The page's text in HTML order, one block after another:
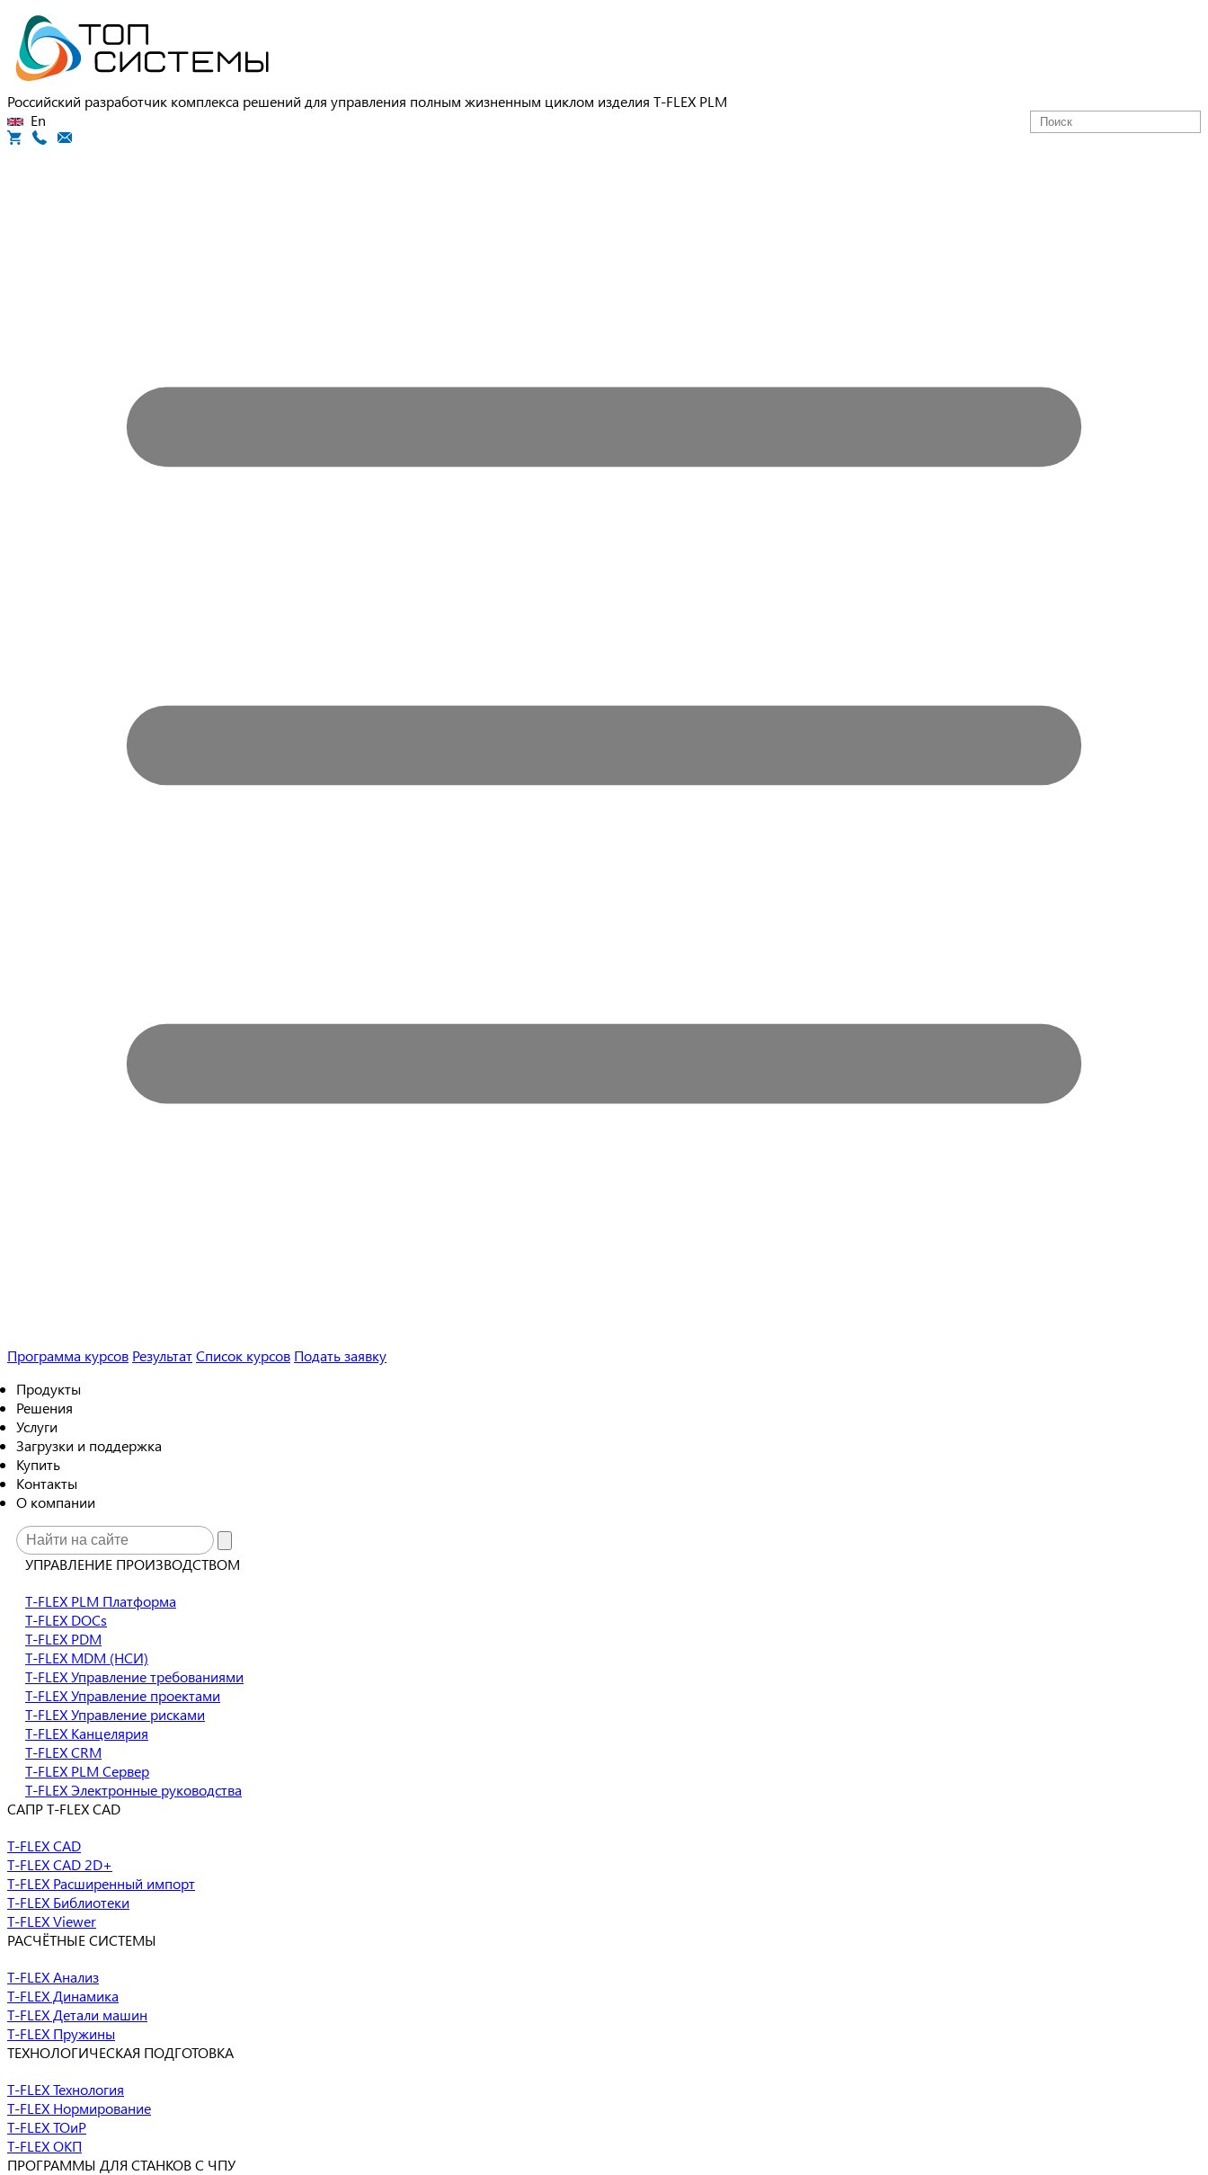
Российский разработчик комплекса решений для управления полным жизненным циклом изделия T-FLEX PLM
En
Программа курсов РезультатСписок курсов Подать заявку
Продукты
Решения
Услуги
Загрузки и поддержка
Купить
Контакты
О компании
УПРАВЛЕНИЕ ПРОИЗВОДСТВОМ
T-FLEX PLM Платформа
T-FLEX DOCs
T-FLEX PDM
T-FLEX MDM (НСИ)
T-FLEX Управление требованиями
T-FLEX Управление проектами
T-FLEX Управление рисками
T-FLEX Канцелярия
T-FLEX CRM
T-FLEX PLM Сервер
T-FLEX Электронные руководства
САПР T-FLEX CAD
T-FLEX CAD
T-FLEX CAD 2D+
T-FLEX Расширенный импорт
T-FLEX Библиотеки
T-FLEX Viewer
РАСЧЁТНЫЕ СИСТЕМЫ
T-FLEX Анализ
T-FLEX Динамика
T-FLEX Детали машин
T-FLEX Пружины
ТЕХНОЛОГИЧЕСКАЯ ПОДГОТОВКА
T-FLEX Технология
T-FLEX Нормирование
T-FLEX ТОиР
T-FLEX ОКП
ПРОГРАММЫ ДЛЯ СТАНКОВ С ЧПУ